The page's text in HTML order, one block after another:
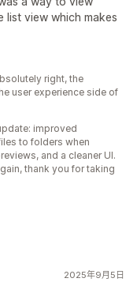
list view which makes
right, the
user experience side of
improved
to folders when
and a cleaner UI.
thank you for taking
2025年9月5日